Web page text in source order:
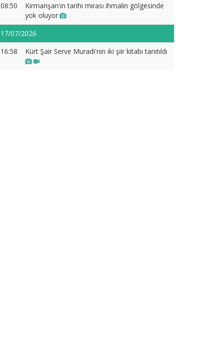
08:50
Kirmanşan'ın tarihi mirası ihmalin gölgesinde
yok oluyor
17/07/2026
16:58
Kürt Şair Serve Muradi'nin iki şiir kitabı tanıtıldı